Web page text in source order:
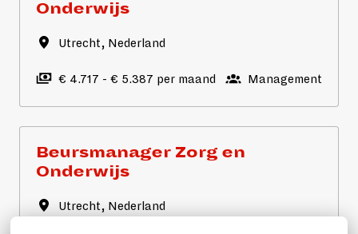
Onderwijs
Utrecht, Nederland
€ 4.717 - € 5.387 per maand Management
Beursmanager Zorg en
Onderwijs
Utrecht, Nederland